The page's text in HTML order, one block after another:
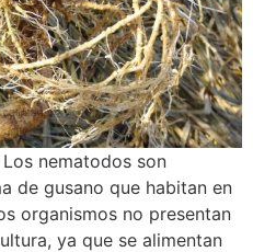
nematodos son
de gusano que habitan en
organismos no presentan
ya que se alimentan